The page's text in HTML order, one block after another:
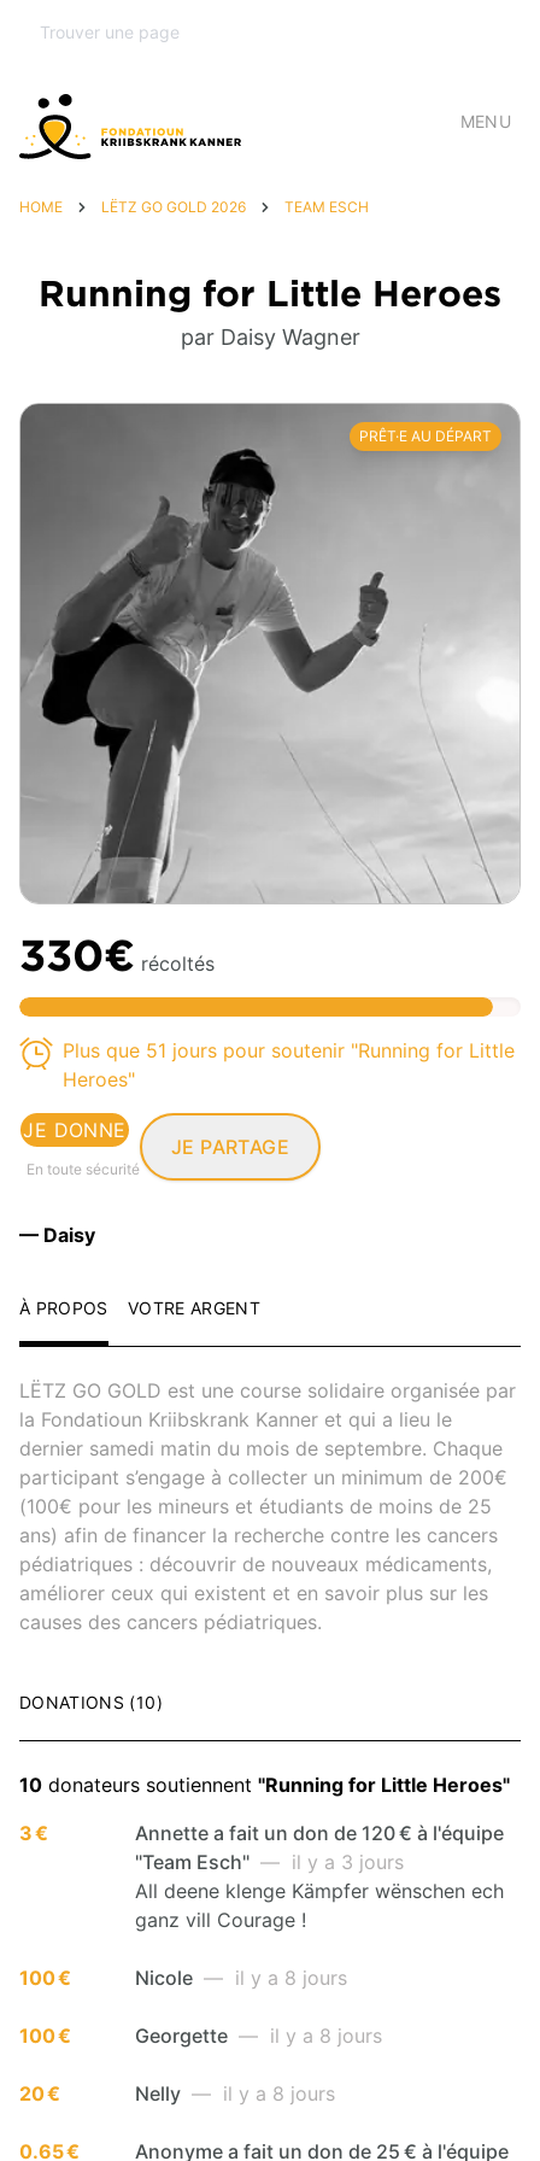
MENU
HOME LËTZ GO GOLD 2026 TEAM ESCH
Running for Little Heroes
par Daisy Wagner
PRÊT·E AU DÉPART
330€ récoltés
Plus que 51 jours pour soutenir "Running for Little
Heroes"
JE DONNE
En toute sécurité
JE PARTAGE
— Daisy
À PROPOS VOTRE ARGENT
LËTZ GO GOLD est une course solidaire organisée par
la Fondatioun Kriibskrank Kanner et qui a lieu le
dernier samedi matin du mois de septembre. Chaque
participant s’engage à collecter un minimum de 200€
(100€ pour les mineurs et étudiants de moins de 25
ans) afin de financer la recherche contre les cancers
pédiatriques : découvrir de nouveaux médicaments,
améliorer ceux qui existent et en savoir plus sur les
causes des cancers pédiatriques.
DONATIONS (10)
10 donateurs soutiennent "Running for Little Heroes"
3 €
Annette a fait un don de 120 € à l'équipe
"Team Esch" — il y a 3 jours
All deene klenge Kämpfer wënschen ech
ganz vill Courage !
100 € Nicole — il y a 8 jours
100 € Georgette — il y a 8 jours
20 € Nelly — il y a 8 jours
0.65 € Anonyme a fait un don de 25 € à l'équipe